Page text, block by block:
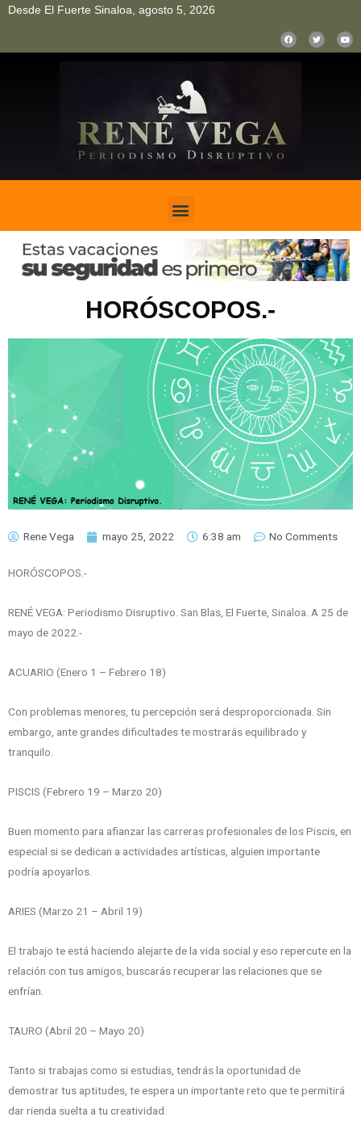
Desde El Fuerte Sinaloa, agosto 5, 2026
HORÓSCOPOS.-
Rene Vega mayo 25, 2022 6:38 am No Comments
HORÓSCOPOS.-
RENÉ VEGA: Periodismo Disruptivo. San Blas, El Fuerte, Sinaloa. A 25 de
mayo de 2022.-
ACUARIO (Enero 1 – Febrero 18)
Con problemas menores, tu percepción será desproporcionada. Sin
embargo, ante grandes dificultades te mostrarás equilibrado y
tranquilo.
PISCIS (Febrero 19 – Marzo 20)
Buen momento para afianzar las carreras profesionales de los Piscis, en
especial si se dedican a actividades artísticas, alguien importante
podría apoyarlos.
ARIES (Marzo 21 – Abril 19)
El trabajo te está haciendo alejarte de la vida social y eso repercute en la
relación con tus amigos, buscarás recuperar las relaciones que se
enfrían.
TAURO (Abril 20 – Mayo 20)
Tanto si trabajas como si estudias, tendrás la oportunidad de
demostrar tus aptitudes, te espera un importante reto que te permitirá
dar rienda suelta a tu creatividad.